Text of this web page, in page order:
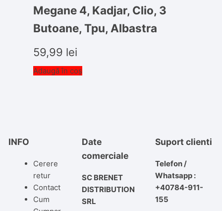
Megane 4, Kadjar, Clio, 3
Butoane, Tpu, Albastra
59,99 lei
Adaugă în coș
INFO
Cerere
retur
Contact
Cum
Date
comerciale
SC BRENET
DISTRIBUTION
SRL
Suport clienti
Telefon /
Whatsapp :
+40784-911-
155